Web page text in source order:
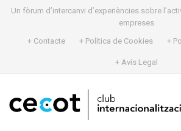
Un fòrum d’intercanvi d’experiències sobre
empreses
+ Contacte
+ Política de Cookies +
+ Avís Legal